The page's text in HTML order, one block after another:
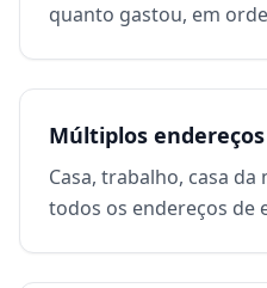
quanto gastou, em
Múltiplos endereços
Casa, trabalho, casa
todos os endereços de